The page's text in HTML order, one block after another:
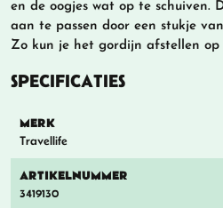
en de oogjes wat op te schuiven.
aan te passen door een stukje
Zo kun je het gordijn afstellen op
SPECIFICATIES
MERK
Travellife
ARTIKELNUMMER
3419130